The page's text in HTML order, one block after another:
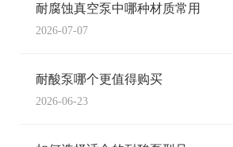
耐腐蚀真空泵中哪种材质常用
2026-07-07
耐酸泵哪个更值得购买
2026-06-23